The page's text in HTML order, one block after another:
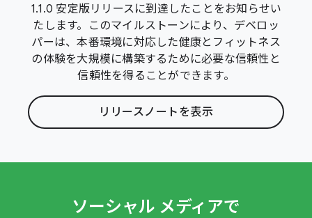
1.1.0 安定版リリースに到達したことをお知らせい
たします。このマイルストーンにより、デベロッ
パーは、本番環境に対応した健康とフィットネス
の体験を大規模に構築するために必要な信頼性と
信頼性を得ることができます。
リリースノートを表示
ソーシャル メディアで